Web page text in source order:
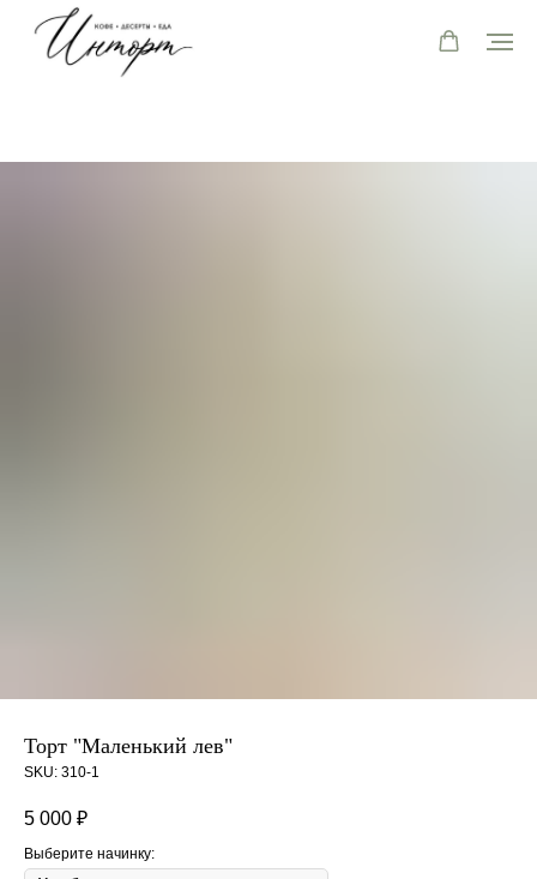
Торт "Маленький лев"
SKU: 310-1
5 000 ₽
Выберите начинку: